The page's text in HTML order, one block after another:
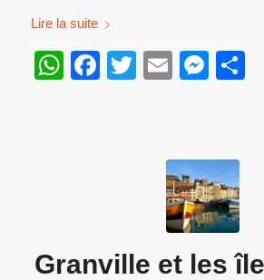
Lire la suite
WhatsApp
Facebook
Twitter
Email
Granville et les